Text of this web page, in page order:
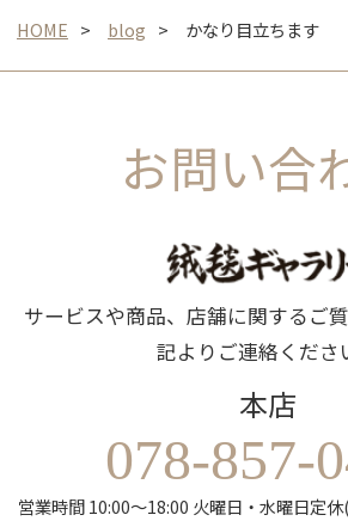
HOME blog かなり目立ちます
お問い合
サービスや商品、店舗に関するご
記よりご連絡くださ
本店
078-857-
営業時間 10:00～18:00 火曜日・水曜日定